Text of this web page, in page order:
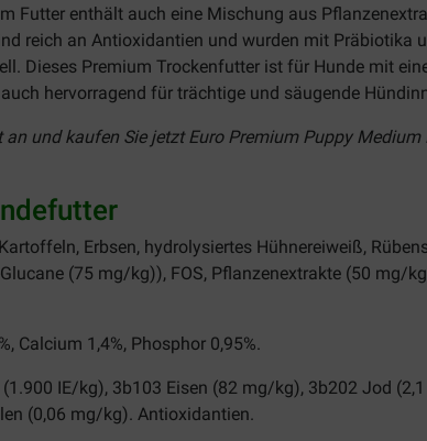
Futter enthält auch eine Mischung aus
reich an Antioxidantien und wurden mit Präbiotika
Dieses Premium Trockenfutter ist für Hunde mit
hervorragend für trächtige und säugende
und kaufen Sie jetzt Euro Premium Puppy Medium
Erbsen, hydrolysiertes Hühnereiweiß,
(75 mg/kg)), FOS, Pflanzenextrakte (50 mg/
Calcium 1,4%, Phosphor 0,95%.
IE/kg), 3b103 Eisen (82 mg/kg), 3b202 Jod
(0,06 mg/kg). Antioxidantien.